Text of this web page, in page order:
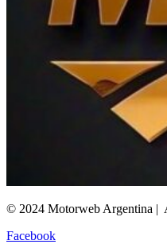
© 2024 Motorweb Argentina
Facebook